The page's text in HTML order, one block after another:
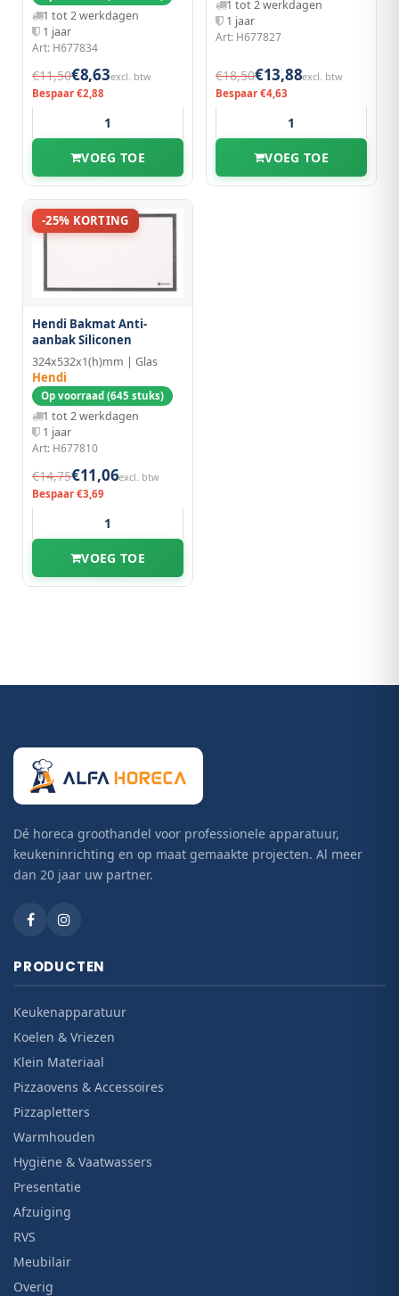
1 tot 2 werkdagen
1 jaar
Art: H677834
€11,50€8,63excl. btw
Bespaar €2,88
VOEG TOE
1 tot 2 werkdagen
1 jaar
Art: H677827
€18,50€13,88excl. btw
Bespaar €4,63
VOEG TOE
-25% KORTING
Hendi Bakmat Anti-
aanbak Siliconen
324x532x1(h)mm | Glas
Hendi
Op voorraad (645 stuks)
1 tot 2 werkdagen
1 jaar
Art: H677810
€14,75€11,06excl. btw
Bespaar €3,69
VOEG TOE
Dé horeca groothandel voor professionele apparatuur,
keukeninrichting en op maat gemaakte projecten. Al meer
dan 20 jaar uw partner.
PRODUCTEN
Keukenapparatuur
Koelen & Vriezen
Klein Materiaal
Pizzaovens & Accessoires
Pizzapletters
Warmhouden
Hygiëne & Vaatwassers
Presentatie
Afzuiging
RVS
Meubilair
Overig